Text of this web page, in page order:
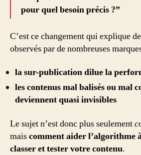
pour quel besoin précis ?”
C’est ce changement qui explique
observés par de nombreuses
la sur-publication dilue la
les contenus mal balisés ou mal
deviennent quasi invisibles
Le sujet n’est donc plus seulement
maiscomment aider l’algorithme
classer et tester votre contenu.